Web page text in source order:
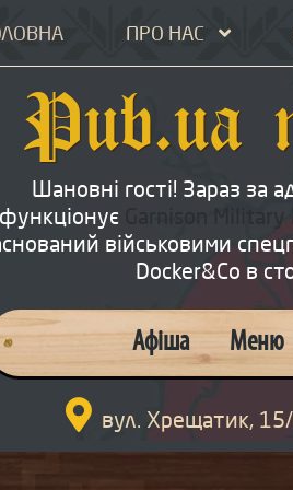
ПРО НАС
Pub.ua
Шановні гості! Зараз за
функціонує
Garnison Military
військовими
Docker&Co в
Афіша Меню
 вул. Хрещатик,